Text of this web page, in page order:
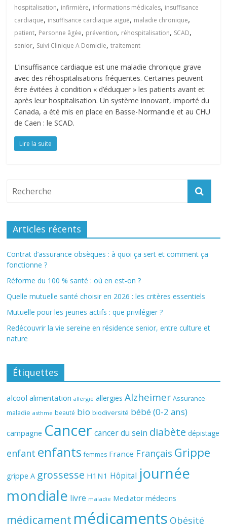
hospitalisation, infirmière, informations médicales, insuffisance
cardiaque, insuffisance cardiaque aiguë, maladie chronique,
patient, Personne âgée, prévention, réhospitalisation, SCAD,
senior, Suivi Clinique A Domicile,traitement
L’insuffisance cardiaque est une maladie chronique grave
avec des réhospitalisations fréquentes. Certaines peuvent
être évitées à condition « d’éduquer » les patients avant et
après leur hospitalisation. Un système innovant, importé du
Canada, a été mis en place en Basse-Normandie et au CHU
de Caen : le SCAD.
Lire la suite
Articles récents
Contrat d’assurance obsèques : à quoi ça sert et comment ça
fonctionne ?
Réforme du 100 % santé : où en est-on ?
Quelle mutuelle santé choisir en 2026 : les critères essentiels
Mutuelle pour les jeunes actifs : que privilégier ?
Redécouvrir la vie sereine en résidence senior, entre culture et
nature
Étiquettes
alcool alimentation allergie allergies Alzheimer Assurance-
maladie asthme beauté bio biodiversité bébé (0-2 ans)
campagne Cancer cancer du sein diabète dépistage
enfant enfants femmes France Français Grippe
grippe A grossesse H1N1 Hôpital journée
mondiale livre maladie Mediator médecins
médicament médicaments Obésité